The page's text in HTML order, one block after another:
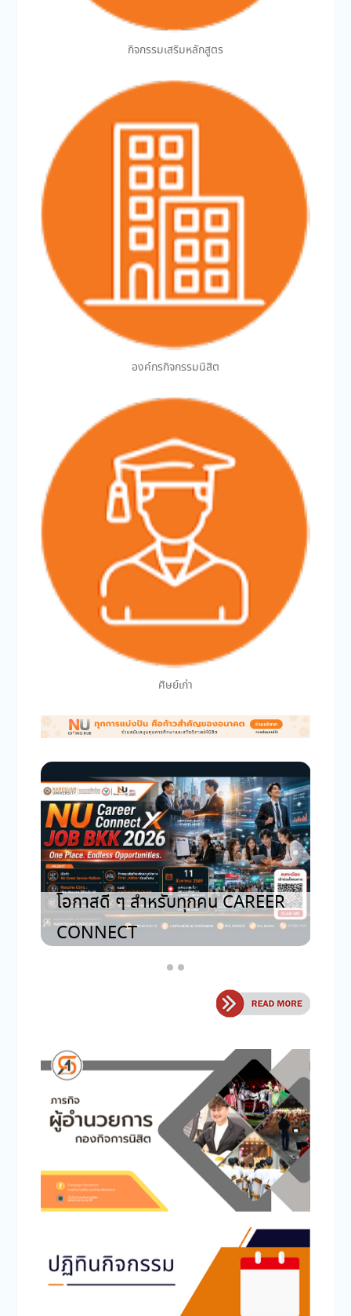
กิจกรรมเสริมหลักสูตร
องค์กรกิจกรรมนิสิต
ศิษย์เก่า
รับสมัครร้านค้า NU SQUARE